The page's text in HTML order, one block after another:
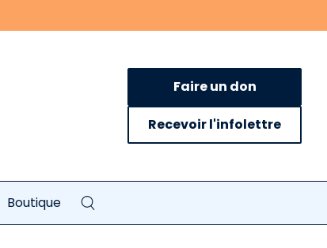
Faire un don
Recevoir l'infolettre
Boutique